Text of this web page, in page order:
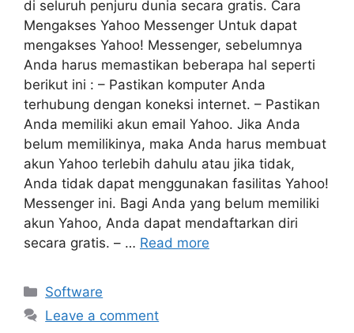
di seluruh penjuru dunia secara gratis. Cara
Mengakses Yahoo Messenger Untuk dapat
mengakses Yahoo! Messenger, sebelumnya
Anda harus memastikan beberapa hal seperti
berikut ini : – Pastikan komputer Anda
terhubung dengan koneksi internet. – Pastikan
Anda memiliki akun email Yahoo. Jika Anda
belum memilikinya, maka Anda harus membuat
akun Yahoo terlebih dahulu atau jika tidak,
Anda tidak dapat menggunakan fasilitas Yahoo!
Messenger ini. Bagi Anda yang belum memiliki
akun Yahoo, Anda dapat mendaftarkan diri
secara gratis. – … Read more
Categories
Software
Leave a comment